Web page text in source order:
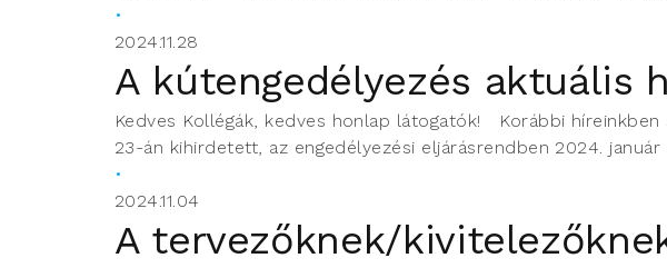
2024.11.28
A kútengedélyezés aktuális
Kedves Kollégák, kedves honlap látogatók! Korábbi
23-án kihirdetett, az engedélyezési eljárásrendben 2024. január
2024.11.04
A tervezőknek/